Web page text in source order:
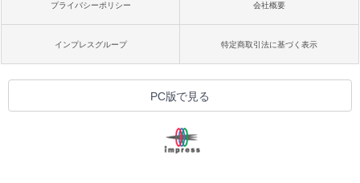
プライバシーポリシー 会社概要
インプレスグループ 特定商取引法に基づく表示
PC版で見る